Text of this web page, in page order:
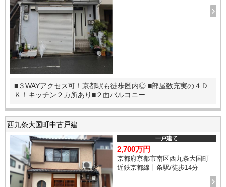
■３WAYアクセス可！京都駅も徒歩圏内◎ ■部屋数充実の４Ｄ
Ｋ！キッチン２カ所あり■２面バルコニー
一戸建て
2,700万円
京都府京都市南区西九条大国町
近鉄京都線十条駅/徒歩14分
西九条大国町中古戸建